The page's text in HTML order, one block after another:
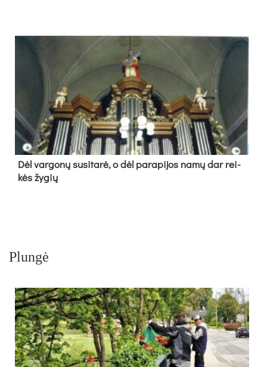
Dėl var­go­nų su­si­ta­rė, o dėl pa­ra­pi­jos na­mų dar rei­
kės žy­gių
Plungė